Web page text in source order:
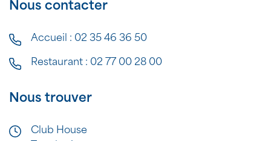
Nous contacter
Accueil : 02 35 46 36 50
Restaurant : 02 77 00 28 00
Nous trouver
Club House